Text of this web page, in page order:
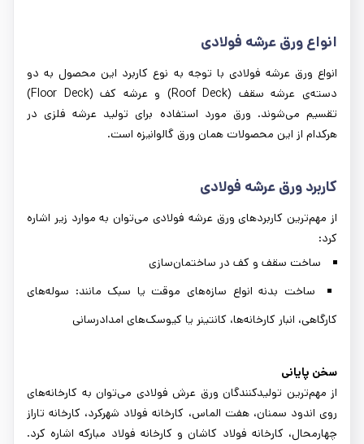
انواع ورق عرشه فولادی
انواع ورق عرشه فولادی با توجه به نوع کاربرد این محصول به دو
دسته‌ی عرشه سقف (Roof Deck) و عرشه کف (Floor Deck)
تقسیم می‌شوند. ورق مورد استفاده برای تولید عرشه فلزی در
هرکدام از این محصولات همان ورق گالوانیزه است.
کاربرد ورق عرشه فولادی
از مهم‌ترین کاربردهای ورق عرشه فولادی می‌توان به موارد زیر اشاره
کرد:
ساخت سقف و کف در ساختمان‌سازی
ساخت بدنه انواع سازه‌های موقت یا سبک مانند: سوله‌های
کارگاهی، انبار کارخانه‌ها، کانتینر یا کیوسک‌های امدادرسانی
سخن پایانی
از مهم‌ترین تولیدکنندگان ورق عرش فولادی می‌توان به کارخانه‌های
روی اندود سمنان، هفت الماس، کارخانه فولاد شهرکرد، کارخانه تاراز
چهارمحال، کارخانه فولاد کاشان و کارخانه فولاد مبارکه اشاره کرد.